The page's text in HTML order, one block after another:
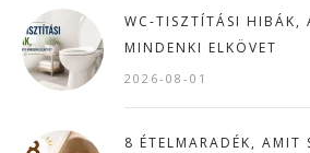
WC-TISZTÍTÁSI HIBÁK,
MINDENKI ELKÖVET
2026-08-01
8 ÉTELMARADÉK, AMIT